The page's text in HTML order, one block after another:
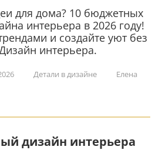
для дома? 10 бюджетных
интерьера в 2026 году!
и создайте уют без
интерьера.
Детали в дизайне
Елена
дизайн интерьера